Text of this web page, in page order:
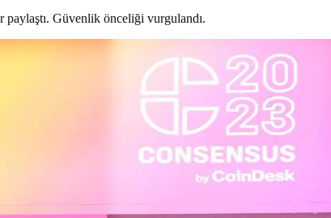
paylaştı. Güvenlik önceliği vurgulandı.